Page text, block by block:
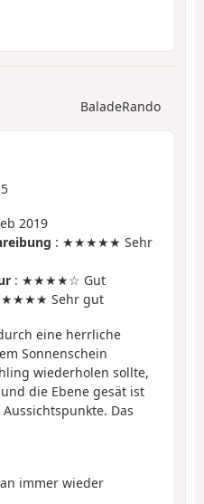
BaladeRando
5
2019
: ★★★★★ Sehr
: ★★★★☆ Gut
Sehr gut
eine herrliche
Sonnenschein
wiederholen sollte,
die Ebene gesät ist
Das
immer wieder